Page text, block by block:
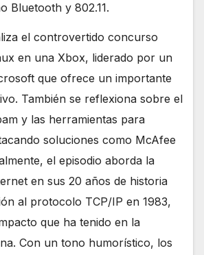
Bluetooth y 802.11.
el controvertido concurso
en una Xbox, liderado por un
que ofrece un importante
También se reflexiona sobre el
y las herramientas para
soluciones como McAfee
el episodio aborda la
en sus 20 años de historia
al protocolo TCP/IP en 1983,
que ha tenido en la
Con un tono humorístico, los